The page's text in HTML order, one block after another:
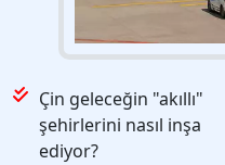
Çin geleceğin "akıllı"
şehirlerini nasıl inşa
ediyor?